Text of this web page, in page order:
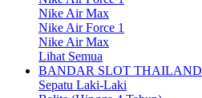
Nike Air Max
Nike Air Force 1
Nike Air Max
Lihat Semua
BANDAR SLOT THAILAND
Sepatu Laki-Laki